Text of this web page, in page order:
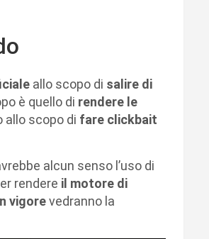
allo scopo di salire di
è quello di rendere le
allo scopo di fare clickbait
alcun senso l’uso di
rendere il motore di
vigorevedranno la